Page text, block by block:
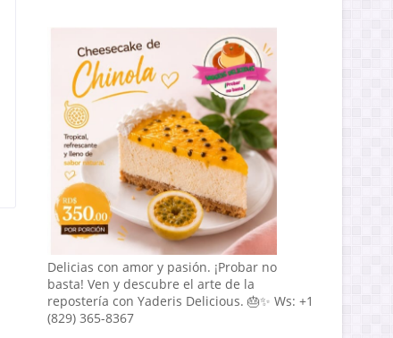
Delicias con amor y pasión. ¡Probar no
basta! Ven y descubre el arte de la
repostería con Yaderis Delicious. 🎂✨ Ws: +1
(829) 365-8367